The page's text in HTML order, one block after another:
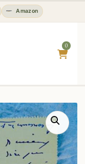
Amazon
0